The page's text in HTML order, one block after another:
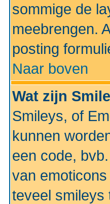
sommige de
meebrengen.
posting
Naar boven
Wat zijn
Smileys, of
kunnen
een code,
van
teveel smileys